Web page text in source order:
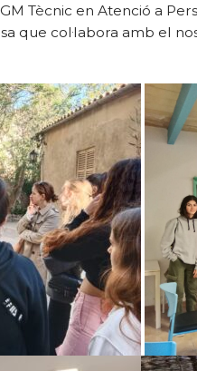
Tècnic en Atenció a
que col·labora amb el